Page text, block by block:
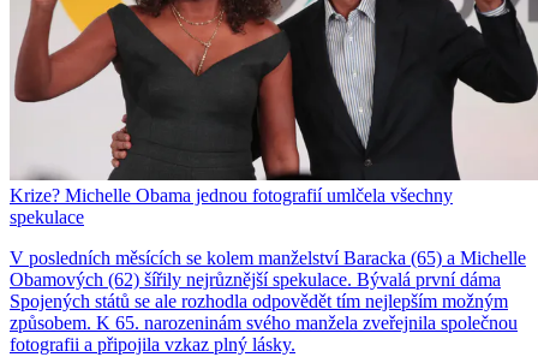
Krize? Michelle Obama jednou fotografií umlčela všechny
spekulace
V posledních měsících se kolem manželství Baracka (65) a Michelle
Obamových (62) šířily nejrůznější spekulace. Bývalá první dáma
Spojených států se ale rozhodla odpovědět tím nejlepším možným
způsobem. K 65. narozeninám svého manžela zveřejnila společnou
fotografii a připojila vzkaz plný lásky.